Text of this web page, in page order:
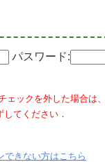
パスワード:
ェックを外した場合は
てください．
できない方はこちら